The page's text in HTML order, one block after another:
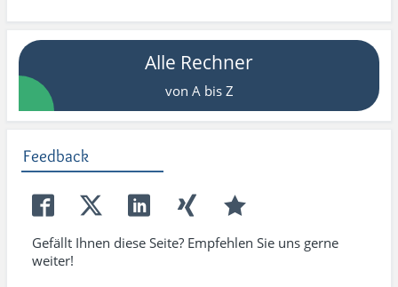
Alle Rechner
von A bis Z
Feedback
Gefällt Ihnen diese Seite? Empfehlen Sie uns gerne
weiter!